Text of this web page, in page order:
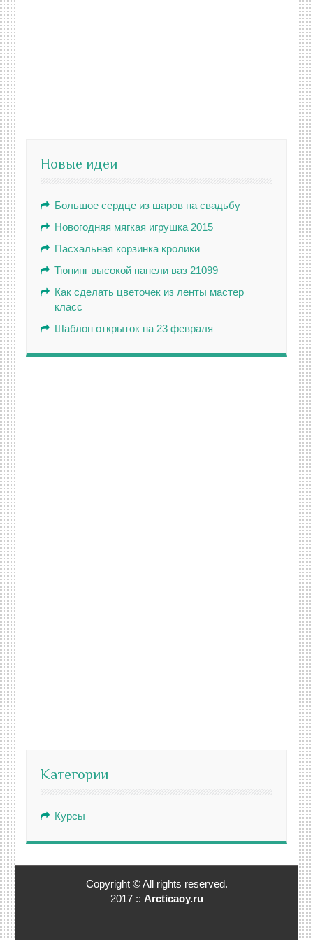
Новые идеи
Большое сердце из шаров на свадьбу
Новогодняя мягкая игрушка 2015
Пасхальная корзинка кролики
Тюнинг высокой панели ваз 21099
Как сделать цветочек из ленты мастер
класс
Шаблон открыток на 23 февраля
Категории
Курсы
Copyright © All rights reserved.
2017 :: Arcticaoy.ru